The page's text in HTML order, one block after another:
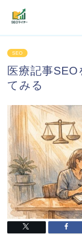
機能
利用者の声
よくある質問
導入事例
お役立ち記事
SEO
医療記事
てみる